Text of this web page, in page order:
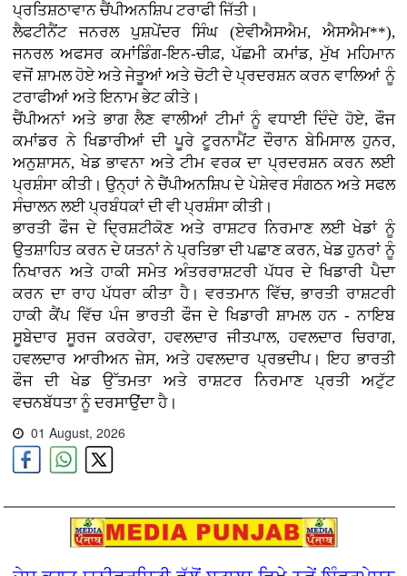
ਪ੍ਰਤਿਸ਼ਠਾਵਾਨ ਚੈਂਪੀਅਨਸ਼ਿਪ ਟਰਾਫੀ ਜਿੱਤੀ।
ਲੈਫਟੀਨੈਂਟ ਜਨਰਲ ਪੁਸ਼ਪੇਂਦਰ ਸਿੰਘ (ਏਵੀਐਸਐਮ, ਐਸਐਮ**),
ਜਨਰਲ ਅਫਸਰ ਕਮਾਂਡਿੰਗ-ਇਨ-ਚੀਫ਼, ਪੱਛਮੀ ਕਮਾਂਡ, ਮੁੱਖ ਮਹਿਮਾਨ
ਵਜੋਂ ਸ਼ਾਮਲ ਹੋਏ ਅਤੇ ਜੇਤੂਆਂ ਅਤੇ ਚੋਟੀ ਦੇ ਪ੍ਰਦਰਸ਼ਨ ਕਰਨ ਵਾਲਿਆਂ ਨੂੰ
ਟਰਾਫੀਆਂ ਅਤੇ ਇਨਾਮ ਭੇਟ ਕੀਤੇ।
ਚੈਂਪੀਅਨਾਂ ਅਤੇ ਭਾਗ ਲੈਣ ਵਾਲੀਆਂ ਟੀਮਾਂ ਨੂੰ ਵਧਾਈ ਦਿੰਦੇ ਹੋਏ, ਫੌਜ
ਕਮਾਂਡਰ ਨੇ ਖਿਡਾਰੀਆਂ ਦੀ ਪੂਰੇ ਟੂਰਨਾਮੈਂਟ ਦੌਰਾਨ ਬੇਮਿਸਾਲ ਹੁਨਰ,
ਅਨੁਸ਼ਾਸਨ, ਖੇਡ ਭਾਵਨਾ ਅਤੇ ਟੀਮ ਵਰਕ ਦਾ ਪ੍ਰਦਰਸ਼ਨ ਕਰਨ ਲਈ
ਪ੍ਰਸ਼ੰਸਾ ਕੀਤੀ। ਉਨ੍ਹਾਂ ਨੇ ਚੈਂਪੀਅਨਸ਼ਿਪ ਦੇ ਪੇਸ਼ੇਵਰ ਸੰਗਠਨ ਅਤੇ ਸਫਲ
ਸੰਚਾਲਨ ਲਈ ਪ੍ਰਬੰਧਕਾਂ ਦੀ ਵੀ ਪ੍ਰਸ਼ੰਸਾ ਕੀਤੀ।
ਭਾਰਤੀ ਫੌਜ ਦੇ ਦ੍ਰਿਸ਼ਟੀਕੋਣ ਅਤੇ ਰਾਸ਼ਟਰ ਨਿਰਮਾਣ ਲਈ ਖੇਡਾਂ ਨੂੰ
ਉਤਸ਼ਾਹਿਤ ਕਰਨ ਦੇ ਯਤਨਾਂ ਨੇ ਪ੍ਰਤਿਭਾ ਦੀ ਪਛਾਣ ਕਰਨ, ਖੇਡ ਹੁਨਰਾਂ ਨੂੰ
ਨਿਖਾਰਨ ਅਤੇ ਹਾਕੀ ਸਮੇਤ ਅੰਤਰਰਾਸ਼ਟਰੀ ਪੱਧਰ ਦੇ ਖਿਡਾਰੀ ਪੈਦਾ
ਕਰਨ ਦਾ ਰਾਹ ਪੱਧਰਾ ਕੀਤਾ ਹੈ। ਵਰਤਮਾਨ ਵਿੱਚ, ਭਾਰਤੀ ਰਾਸ਼ਟਰੀ
ਹਾਕੀ ਕੈਂਪ ਵਿੱਚ ਪੰਜ ਭਾਰਤੀ ਫੌਜ ਦੇ ਖਿਡਾਰੀ ਸ਼ਾਮਲ ਹਨ - ਨਾਇਬ
ਸੂਬੇਦਾਰ ਸੂਰਜ ਕਰਕੇਰਾ, ਹਵਲਦਾਰ ਜੀਤਪਾਲ, ਹਵਲਦਾਰ ਚਿਰਾਗ,
ਹਵਲਦਾਰ ਆਰੀਅਨ ਜ਼ੇਸ, ਅਤੇ ਹਵਲਦਾਰ ਪ੍ਰਭਦੀਪ। ਇਹ ਭਾਰਤੀ
ਫੌਜ ਦੀ ਖੇਡ ਉੱਤਮਤਾ ਅਤੇ ਰਾਸ਼ਟਰ ਨਿਰਮਾਣ ਪ੍ਰਤੀ ਅਟੁੱਟ
ਵਚਨਬੱਧਤਾ ਨੂੰ ਦਰਸਾਉਂਦਾ ਹੈ।
01 August, 2026